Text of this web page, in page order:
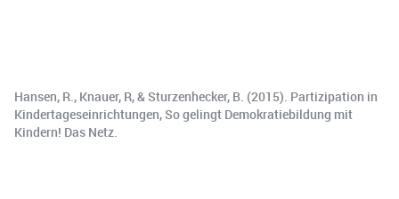
Hansen, R., Knauer, R, & Sturzenhecker, B. (2015). Partizipation in
Kindertageseinrichtungen, So gelingt Demokratiebildung mit
Kindern! Das Netz.